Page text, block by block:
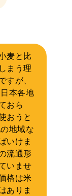
麦と比
まう理
すが、
本各地
おら
おうと
地域な
いけま
流通形
いませ
格は米
ありま